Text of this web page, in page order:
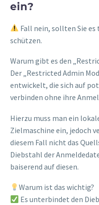
ein?
Fall nein, sollten Sie
schützen.
Warum gibt es den
Der „Restricted Admin
entwickelt, die sich auf
verbinden ohne ihre
Hierzu muss man ein
Zielmaschine ein, jedoch
diesem Fall nicht das
Diebstahl der
baiserend auf diesen.
Warum ist das wichtig?
Es unterbindet den